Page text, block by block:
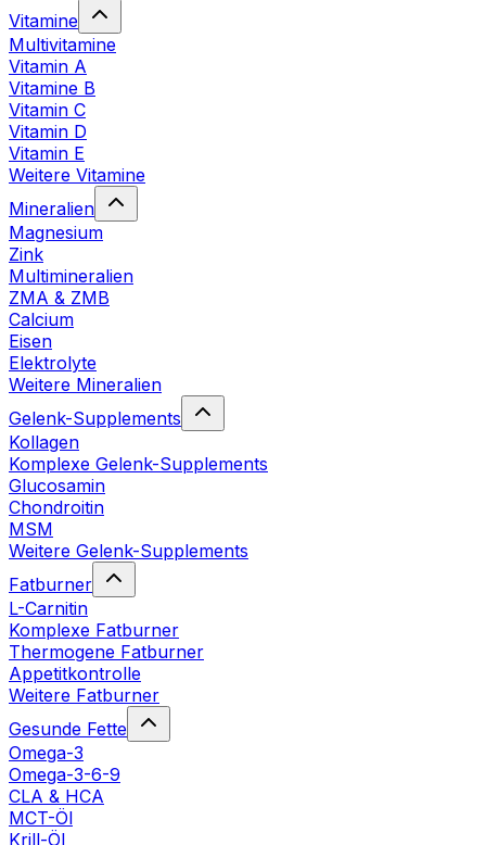
Vitamine
Multivitamine
Vitamin A
Vitamine B
Vitamin C
Vitamin D
Vitamin E
Weitere Vitamine
Mineralien
Magnesium
Zink
Multimineralien
ZMA & ZMB
Calcium
Eisen
Elektrolyte
Weitere Mineralien
Gelenk-Supplements
Kollagen
Komplexe Gelenk-Supplements
Glucosamin
Chondroitin
MSM
Weitere Gelenk-Supplements
Fatburner
L-Carnitin
Komplexe Fatburner
Thermogene Fatburner
Appetitkontrolle
Weitere Fatburner
Gesunde Fette
Omega-3
Omega-3-6-9
CLA & HCA
MCT-Öl
Krill-Öl